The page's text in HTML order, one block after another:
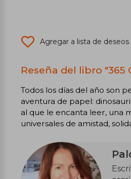
Agregar a lista de deseos
Reseña del libro "365
Todos los días del año son
aventura de papel:
al que le encanta leer, una
universales de amistad,